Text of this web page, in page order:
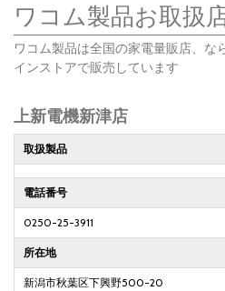
ワコム製品お取扱
ワコム製品は全国の家電量販店、な
インストアで販売しています
上新電機新津店
取扱製品
電話番号
0250-25-3911
所在地
新潟市秋葉区下興野500-20